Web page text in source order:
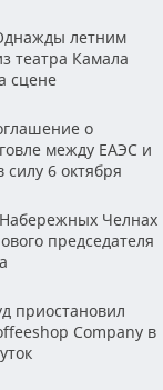
летним
театра Камала
сцене
о
между ЕАЭС и
силу 6 октября
Челнах
председателя
приостановил
Company в